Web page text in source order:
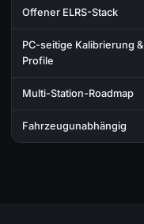
Offener ELRS-Stack
PC-seitige Kalibrierung &
Profile
Multi-Station-Roadmap
Fahrzeugunabhängig